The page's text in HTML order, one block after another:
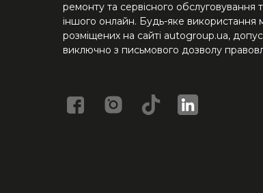
ремонту та сервісного обслуговування
іншого онлайн. Будь-яке використання
розміщених на сайті autogroup.ua,
виключно з письмового дозволу